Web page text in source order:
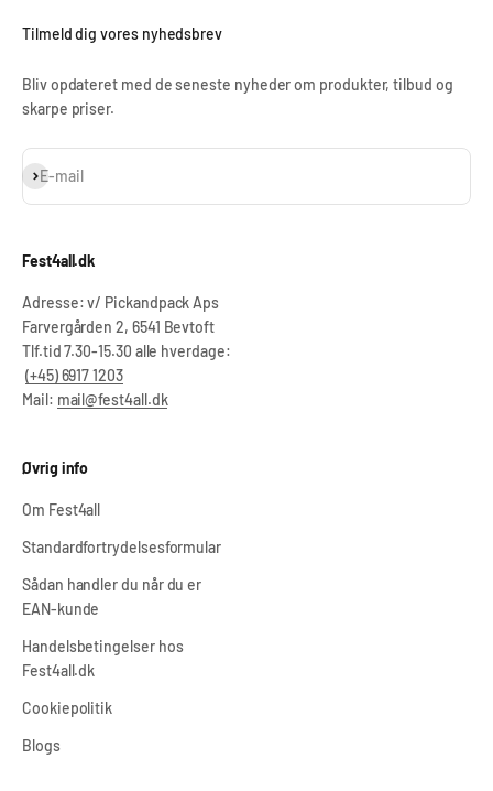
Tilmeld dig vores nyhedsbrev
Bliv opdateret med de seneste nyheder om produkter, tilbud og
skarpe priser.
E-mail
Abonnér
Fest4all.dk
Adresse: v/ Pickandpack Aps
Farvergården 2, 6541 Bevtoft
Tlf.tid 7.30-15.30 alle hverdage:
(+45) 6917 1203
Mail: mail@fest4all.dk
Øvrig info
Om Fest4all
Standardfortrydelsesformular
Sådan handler du når du er
EAN-kunde
Handelsbetingelser hos
Fest4all.dk
Cookiepolitik
Blogs